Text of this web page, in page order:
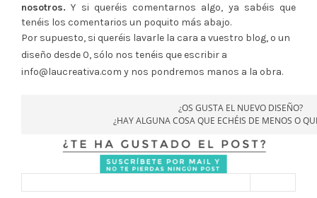
nosotros. Y si queréis comentarnos algo, ya sabéis que
tenéis los comentarios un poquito más abajo.
Por supuesto, si queréis lavarle la cara a vuestro blog, o un
diseño desde 0, sólo nos tenéis que escribir a
info@laucreativa.com y nos pondremos manos a la obra.
¿OS GUSTA EL NUEVO DISEÑO?
¿HAY ALGUNA COSA QUE ECHÉIS DE MENOS O